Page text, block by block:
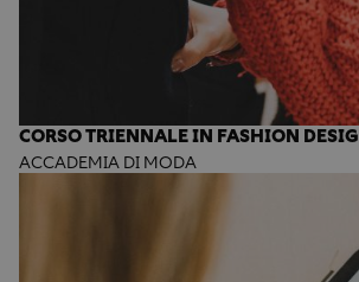
CORSO TRIENNALE IN FASHION
ACCADEMIA DI MODA